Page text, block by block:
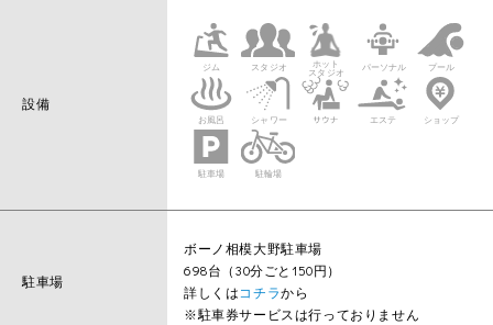
設備
駐車場
ボーノ相模大野駐車場
698台（30分ごと150円）
詳しくはコチラから
※駐車券サービスは行っておりません